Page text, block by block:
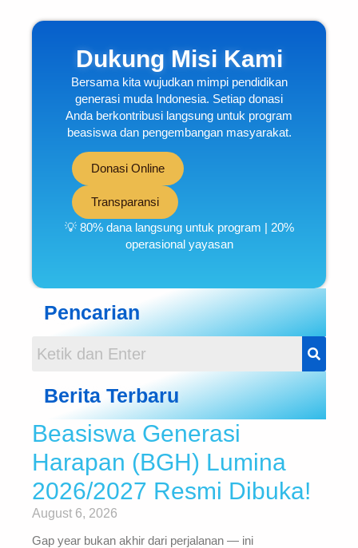
Dukung Misi Kami
Bersama kita wujudkan mimpi pendidikan
generasi muda Indonesia. Setiap donasi
Anda berkontribusi langsung untuk program
beasiswa dan pengembangan masyarakat.
Donasi Online
Transparansi
💡 80% dana langsung untuk program | 20%
operasional yayasan
Pencarian
Berita Terbaru
Beasiswa Generasi
Harapan (BGH) Lumina
2026/2027 Resmi Dibuka!
August 6, 2026
Gap year bukan akhir dari perjalanan — ini